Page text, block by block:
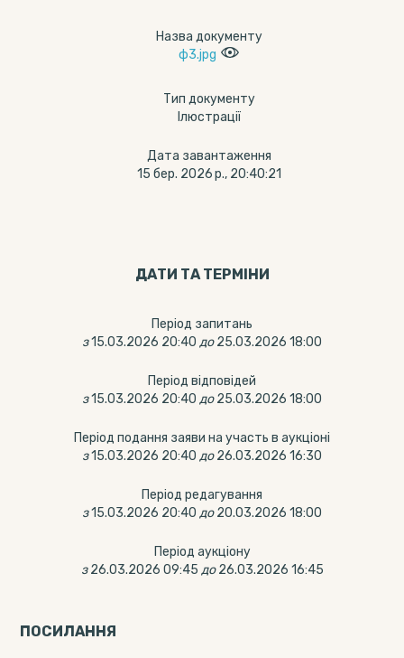
Назва документу
ф3.jpg
Тип документу
Ілюстрації
Дата завантаження
15 бер. 2026 р., 20:40:21
ДАТИ ТА ТЕРМIНИ
Період запитань
з15.03.2026 20:40 до 25.03.2026 18:00
Період відповідей
з15.03.2026 20:40 до 25.03.2026 18:00
Період подання заяви на участь в аукціоні
з15.03.2026 20:40 до 26.03.2026 16:30
Період редагування
з15.03.2026 20:40 до 20.03.2026 18:00
Період аукціону
з 26.03.2026 09:45 до 26.03.2026 16:45
ПОСИЛАННЯ